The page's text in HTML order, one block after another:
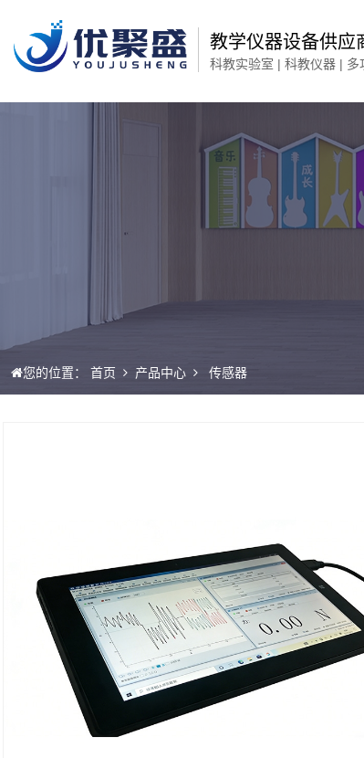
教学仪器设备供应
科教实验室 | 科教仪器 | 多
您的位置： 首页 产品中心 传感器